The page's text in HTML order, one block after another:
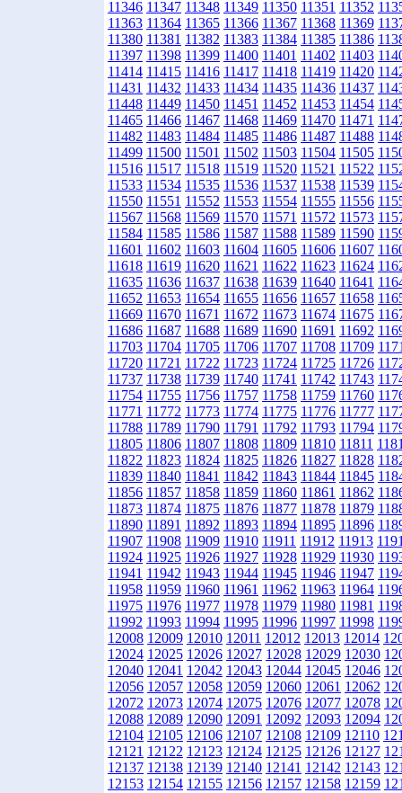
11346 11347 11348 11349 11350 11351 11352
11363 11364 11365 11366 11367 11368 11369
11380 11381 11382 11383 11384 11385 11386
11397 11398 11399 11400 11401 11402 11403
11414 11415 11416 11417 11418 11419 11420
11431 11432 11433 11434 11435 11436 11437
11448 11449 11450 11451 11452 11453 11454
11465 11466 11467 11468 11469 11470 11471
11482 11483 11484 11485 11486 11487 11488
11499 11500 11501 11502 11503 11504 11505
11516 11517 11518 11519 11520 11521 11522
11533 11534 11535 11536 11537 11538 11539
11550 11551 11552 11553 11554 11555 11556
11567 11568 11569 11570 11571 11572 11573
11584 11585 11586 11587 11588 11589 11590
11601 11602 11603 11604 11605 11606 11607
11618 11619 11620 11621 11622 11623 11624
11635 11636 11637 11638 11639 11640 11641
11652 11653 11654 11655 11656 11657 11658
11669 11670 11671 11672 11673 11674 11675
11686 11687 11688 11689 11690 11691 11692
11703 11704 11705 11706 11707 11708 11709
11720 11721 11722 11723 11724 11725 11726
11737 11738 11739 11740 11741 11742 11743
11754 11755 11756 11757 11758 11759 11760
11771 11772 11773 11774 11775 11776 11777
11788 11789 11790 11791 11792 11793 11794
11805 11806 11807 11808 11809 11810 11811
11822 11823 11824 11825 11826 11827 11828
11839 11840 11841 11842 11843 11844 11845
11856 11857 11858 11859 11860 11861 11862
11873 11874 11875 11876 11877 11878 11879
11890 11891 11892 11893 11894 11895 11896
11907 11908 11909 11910 11911 11912 11913
11924 11925 11926 11927 11928 11929 11930
11941 11942 11943 11944 11945 11946 11947
11958 11959 11960 11961 11962 11963 11964
11975 11976 11977 11978 11979 11980 11981
11992 11993 11994 11995 11996 11997 11998
12008 12009 12010 12011 12012 12013 12014
12024 12025 12026 12027 12028 12029 12030
12040 12041 12042 12043 12044 12045 12046
12056 12057 12058 12059 12060 12061 12062
12072 12073 12074 12075 12076 12077 12078
12088 12089 12090 12091 12092 12093 12094
12104 12105 12106 12107 12108 12109 12110
12121 12122 12123 12124 12125 12126 12127
12137 12138 12139 12140 12141 12142 12143
12153 12154 12155 12156 12157 12158 12159